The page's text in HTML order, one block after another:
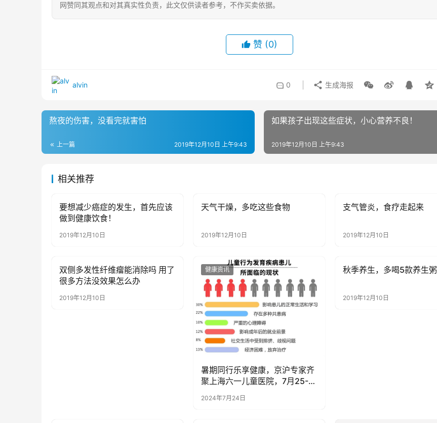
网赞同其观点和对其真实性负责，此文仅供读者参考，不作买卖依据。
赞 (0)
alvin 0 生成海报
熬夜的伤害，没看完就害怕
上一篇 2019年12月10日 上午9:43
如果孩子出现这些症状，小心营养不良！
2019年12月10日 上午9:43
相关推荐
健康资讯
要想减少癌症的发生，首先应该
做到健康饮食！
2019年12月10日
健康资讯
天气干燥，多吃这些食物
2019年12月10日
健康资讯
支气管炎，食疗走起来
2019年12月10日
健康资讯
双侧多发性纤维瘤能消除吗 用了
很多方法没效果怎么办
2019年12月10日
健康资讯
暑期同行乐享健康，京沪专家齐
聚上海六一儿童医院，7月25-
28日暑期会诊不停歇
2024年7月24日
健康资讯
秋季养生，多喝5款养生粥
2019年12月10日